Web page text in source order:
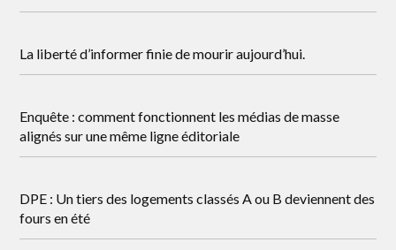
La liberté d’informer finie de mourir aujourd’hui.
Enquête : comment fonctionnent les médias de masse
alignés sur une même ligne éditoriale
DPE : Un tiers des logements classés A ou B deviennent des
fours en été